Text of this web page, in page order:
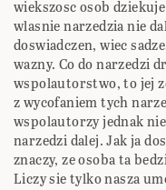
wiekszosc osob dziekuje
wlasnie narzedzia nie
doswiadczen, wiec
wazny. Co do narzedzi
wspolautorstwo, to jej
z wycofaniem tych
wspolautorzy jednak
narzedzi dalej. Jak ja
znaczy, ze osoba ta
Liczy sie tylko nasza